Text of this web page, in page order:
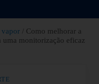
vapor / Como melhorar a
monitorização eficaz